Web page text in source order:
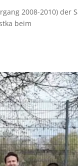
2008-2010) der
beim